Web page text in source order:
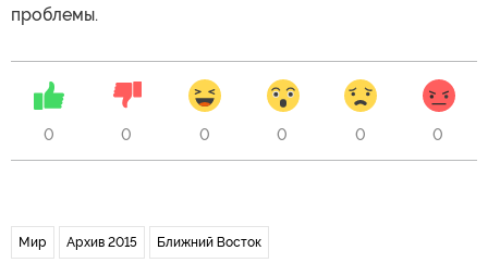
проблемы.
0 0 0 0 0 0
Мир Архив 2015 Ближний Восток